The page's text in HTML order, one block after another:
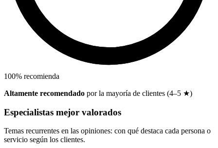
100% recomienda
Altamente recomendado por la mayoría de clientes (4–5 ★)
Especialistas mejor valorados
Temas recurrentes en las opiniones: con qué destaca cada persona o
servicio según los clientes.